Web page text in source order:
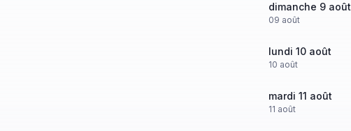
dimanche 9 août
09 août
lundi 10 août
10 août
mardi 11 août
11 août